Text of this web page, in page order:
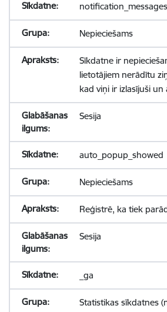
notification_messages
Nepieciešams
Sīkdatne ir
lietotājiem nerādītu
kad viņi ir izlasījuši un
Sesija
auto_popup_showed
Nepieciešams
Reģistrē, ka tiek
Sesija
_ga
Statistikas sīkdatnes